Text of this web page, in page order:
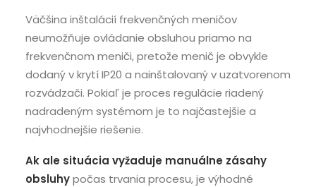
Väčšina inštalácií frekvenčných meničov
neumožňuje ovládanie obsluhou priamo na
frekvenčnom meniči, pretože menič je obvykle
dodaný v krytí IP20 a nainštalovaný v uzatvorenom
rozvádzači. Pokiaľ je proces regulácie riadený
nadradeným systémom je to najčastejšie a
najvhodnejšie riešenie.
Ak ale situácia vyžaduje manuálne zásahy
obsluhypočas trvania procesu, je výhodné